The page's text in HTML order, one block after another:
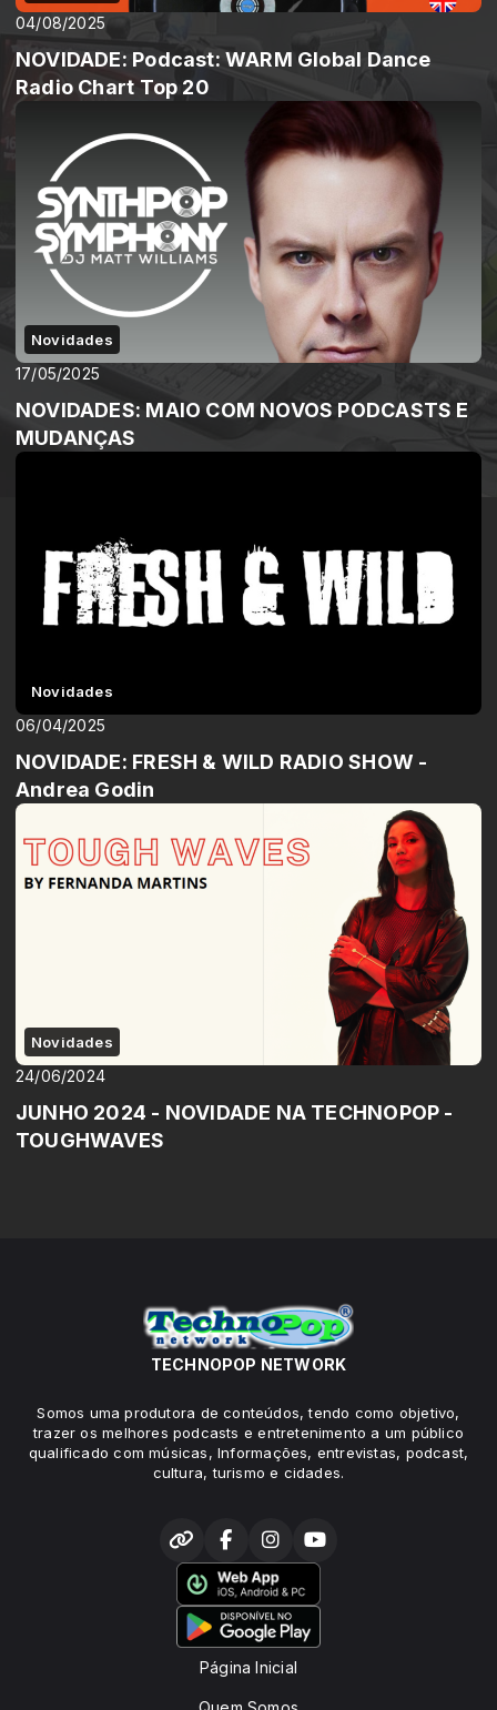
04/08/2025
NOVIDADE: Podcast: WARM Global Dance
Radio Chart Top 20
Novidades
17/05/2025
NOVIDADES: MAIO COM NOVOS PODCASTS E
MUDANÇAS
Novidades
06/04/2025
NOVIDADE: FRESH & WILD RADIO SHOW -
Andrea Godin
Novidades
24/06/2024
JUNHO 2024 - NOVIDADE NA TECHNOPOP -
TOUGHWAVES
TECHNOPOP NETWORK
Somos uma produtora de conteúdos, tendo como objetivo,
trazer os melhores podcasts e entretenimento a um público
qualificado com músicas, Informações, entrevistas, podcast,
cultura, turismo e cidades.
Página Inicial